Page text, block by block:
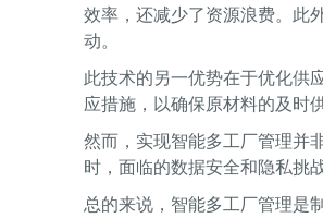
效率，还减少了资源浪费。此
动。
此技术的另一优势在于优化供
应措施，以确保原材料的及时
然而，实现智能多工厂管理并
时，面临的数据安全和隐私挑
总的来说，智能多工厂管理是